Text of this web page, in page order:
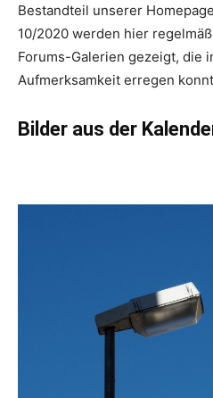
Bestandteil unserer
10/2020 werden hier
Forums-Galerien gezeigt, die
Aufmerksamkeit erregen
Bilder aus der